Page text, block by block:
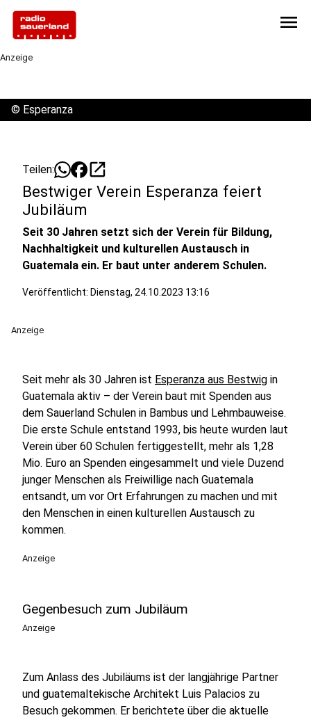
menu
Anzeige
© Esperanza
Teilen: open_in_new
Bestwiger Verein Esperanza feiert
Jubiläum
Seit 30 Jahren setzt sich der Verein für Bildung,
Nachhaltigkeit und kulturellen Austausch in
Guatemala ein. Er baut unter anderem Schulen.
Veröffentlicht: Dienstag, 24.10.2023 13:16
Anzeige
Seit mehr als 30 Jahren ist Esperanza aus Bestwig in
Guatemala aktiv – der Verein baut mit Spenden aus
dem Sauerland Schulen in Bambus und Lehmbauweise.
Die erste Schule entstand 1993, bis heute wurden laut
Verein über 60 Schulen fertiggestellt, mehr als 1,28
Mio. Euro an Spenden eingesammelt und viele Duzend
junger Menschen als Freiwillige nach Guatemala
entsandt, um vor Ort Erfahrungen zu machen und mit
den Menschen in einen kulturellen Austausch zu
kommen.
Anzeige
Gegenbesuch zum Jubiläum
Anzeige
Zum Anlass des Jubiläums ist der langjährige Partner
und guatemaltekische Architekt Luis Palacios zu
Besuch gekommen. Er berichtete über die aktuelle